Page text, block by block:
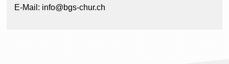
E-Mail: info@bgs-chur.ch